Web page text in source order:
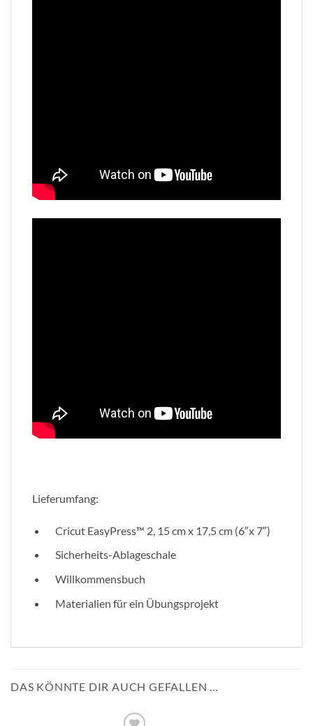
Lieferumfang:
Cricut EasyPress™ 2, 15 cm x 17,5 cm (6″x 7″)
Sicherheits-Ablageschale
Willkommensbuch
Materialien für ein Übungsprojekt
DAS KÖNNTE DIR AUCH GEFALLEN …